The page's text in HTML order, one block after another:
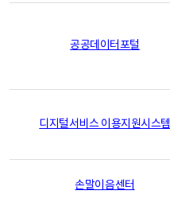
공공데이터포털
디지털서비스 이용지원시스템
손말이음센터